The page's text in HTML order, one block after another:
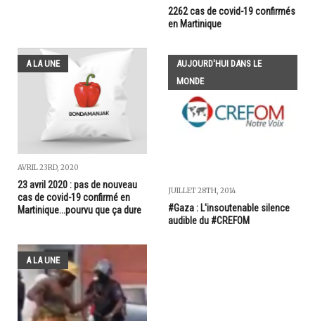
2262 cas de covid-19 confirmés
en Martinique
A LA UNE
AVRIL 23RD, 2020
23 avril 2020 : pas de nouveau
cas de covid-19 confirmé en
Martinique...pourvu que ça dure
AUJOURD'HUI DANS LE
MONDE
JUILLET 28TH, 2014
#Gaza : L'insoutenable silence
audible du #CREFOM
A LA UNE